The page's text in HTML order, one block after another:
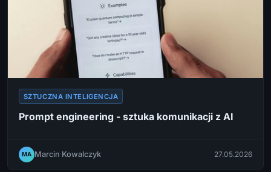
SZTUCZNA INTELIGENCJA
Prompt engineering - sztuka komunikacji z AI
MA Marcin Kowalczyk 27.05.2026